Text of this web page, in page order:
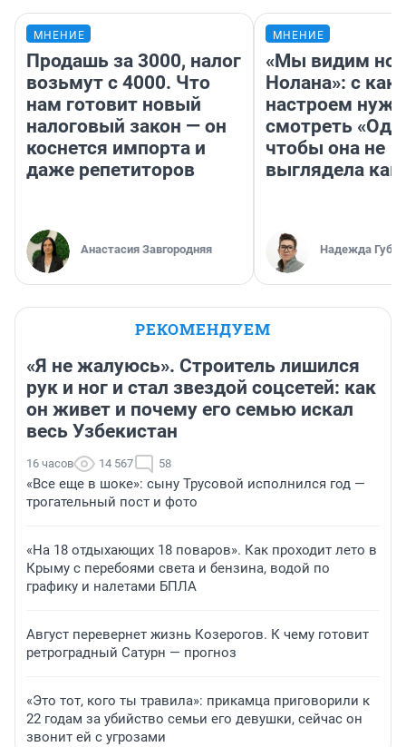
МНЕНИЕ
Продашь за 3000, налог
возьмут с 4000. Что
нам готовит новый
налоговый закон — он
коснется импорта и
даже репетиторов
Анастасия Завгородняя
МНЕНИЕ
«Мы видим
Нолана»: с
настроем
смотреть
чтобы она не
выглядела как
Надежда
РЕКОМЕНДУЕМ
«Я не жалуюсь». Строитель лишился
рук и ног и стал звездой соцсетей: как
он живет и почему его семью искал
весь Узбекистан
16 часов 14 567 58
«Все еще в шоке»: сыну Трусовой исполнился год —
трогательный пост и фото
«На 18 отдыхающих 18 поваров». Как проходит лето в
Крыму с перебоями света и бензина, водой по
графику и налетами БПЛА
Август перевернет жизнь Козерогов. К чему готовит
ретроградный Сатурн — прогноз
«Это тот, кого ты травила»: прикамца приговорили к
22 годам за убийство семьи его девушки, сейчас он
звонит ей с угрозами